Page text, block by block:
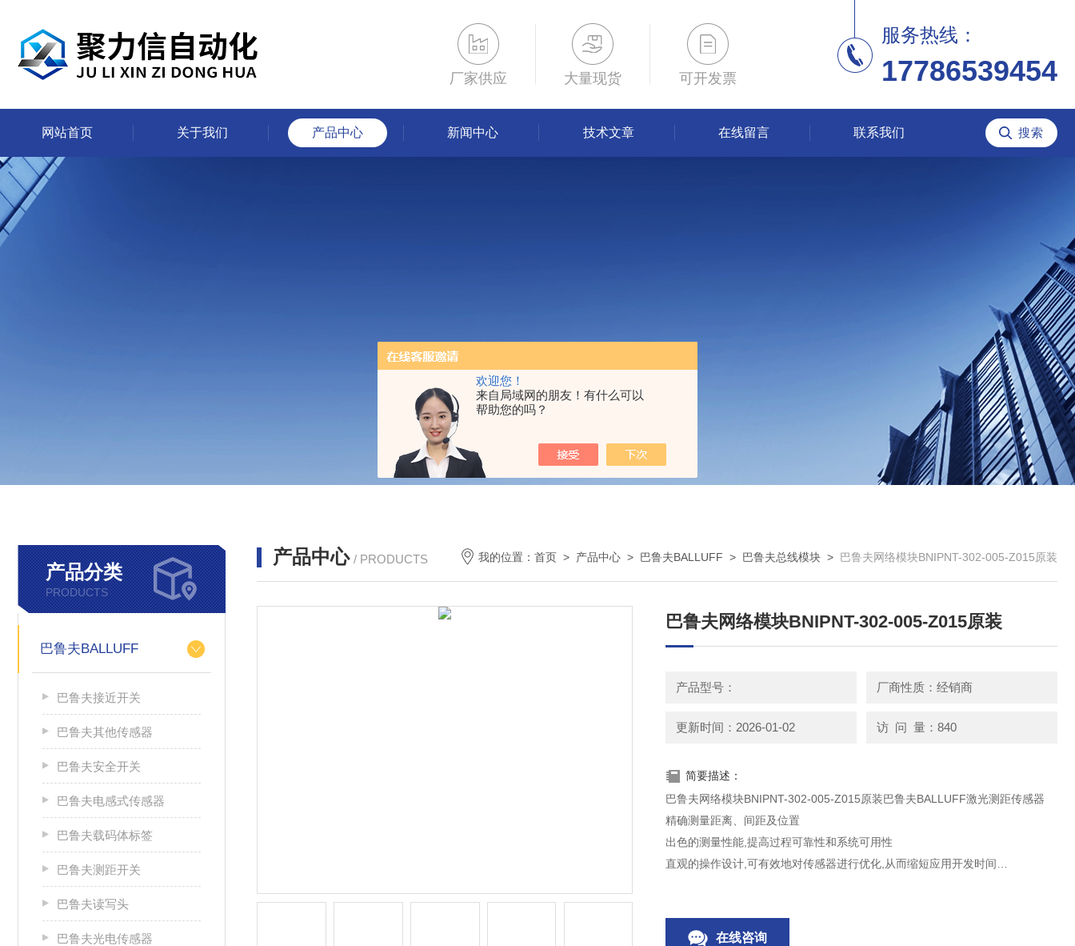
欢迎您！
来自局域网的朋友！有什么可以
帮助您的吗？
厂家供应 大量现货 可开发票
服务热线：
17786539454
网站首页 关于我们 产品中心 新闻中心 技术文章 在线留言 联系我们
产品分类
PRODUCTS
巴鲁夫BALLUFF
巴鲁夫接近开关
巴鲁夫其他传感器
巴鲁夫安全开关
巴鲁夫电感式传感器
巴鲁夫载码体标签
巴鲁夫测距开关
巴鲁夫读写头
巴鲁夫光电传感器
产品中心 / PRODUCTS 我的位置： 首页 > 产品中心 > 巴鲁夫BALLUFF > 巴鲁夫总线模块 > 巴鲁夫网络模块BNIPNT-302-005-Z015原装
巴鲁夫网络模块BNIPNT-302-005-Z015原装
产品型号： 厂商性质：经销商
更新时间：2026-01-02 访 问 量：840
简要描述：
巴鲁夫网络模块BNIPNT-302-005-Z015原装巴鲁夫BALLUFF激光测距传感器
精确测量距离、间距及位置
出色的测量性能,提高过程可靠性和系统可用性
直观的操作设计,可有效地对传感器进行优化,从而缩短应用开发时间
在线咨询